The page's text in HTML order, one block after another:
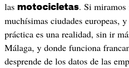
las motocicletas. Si miramos
muchísimas ciudades europeas,
práctica es una realidad, sin ir
Málaga, y donde funciona
desprende de los datos de las